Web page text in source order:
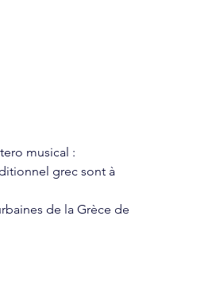
musical :
grec sont à
de la Grèce de